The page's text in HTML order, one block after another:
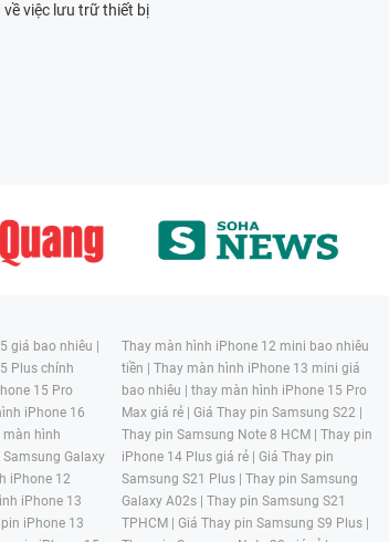
thua gì. Mới dùng được vài phút mà máy đã
nguồn dù chưa thấy cảnh báo hết pin.
không nhận sạc.
thì điện thoại Oppo lại nhanh hết pin.
nhất tại đâu?
vụ thay pin giá rẻ. Chính vì điều đó, làm sao
Hãy tham khảo một trung tâm sửa điện thoại
về việc lưu trữ thiết bị
giá bao nhiêu |
Plus chính
15 Pro
iPhone 16
màn hình
Galaxy
iPhone 12
iPhone 13
iPhone 13
Thay màn hình iPhone 12 mini bao nhiêu
tiền | Thay màn hình iPhone 13 mini giá
bao nhiêu | thay màn hình iPhone 15 Pro
Max giá rẻ | Giá Thay pin Samsung S22 |
Thay pin Samsung Note 8 HCM | Thay pin
iPhone 14 Plus giá rẻ | Giá Thay pin
Samsung S21 Plus | Thay pin Samsung
Galaxy A02s | Thay pin Samsung S21
TPHCM | Giá Thay pin Samsung S9 Plus |